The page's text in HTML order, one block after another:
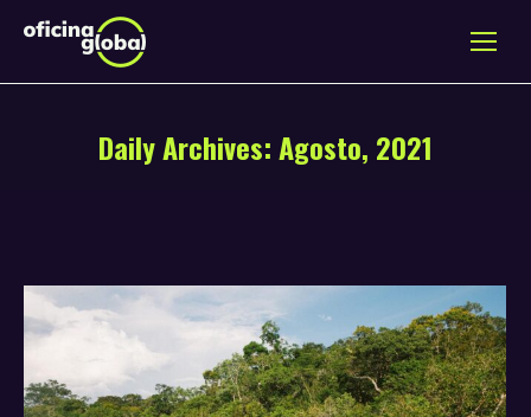
Daily Archives:Agosto, 2021